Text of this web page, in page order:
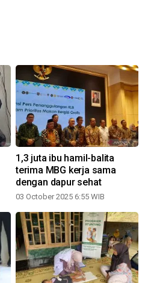
1,3 juta ibu hamil-balita
terima MBG kerja sama
dengan dapur sehat
03 October 2025 6:55 WIB